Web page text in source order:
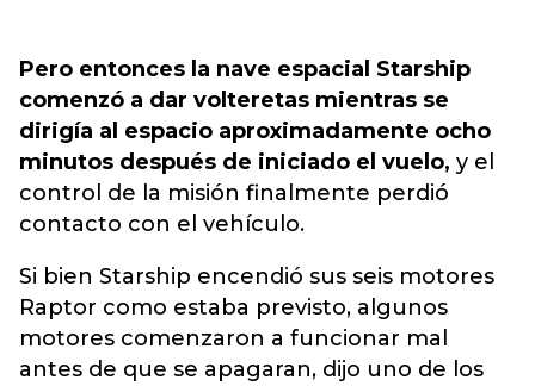
Pero entonces la nave espacial Starship
comenzó a dar volteretas mientras se
dirigía al espacio aproximadamente ocho
minutos después de iniciado el vuelo, y el
control de la misión finalmente perdió
contacto con el vehículo.
Si bien Starship encendió sus seis motores
Raptor como estaba previsto, algunos
motores comenzaron a funcionar mal
antes de que se apagaran, dijo uno de los